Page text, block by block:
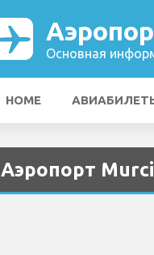
Основная
HOME
Аэропорт